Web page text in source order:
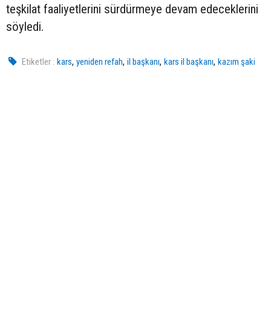
teşkilat faaliyetlerini sürdürmeye devam edeceklerini
söyledi.
Etiketler : kars,yeniden refah,il başkanı,kars il başkanı,kazım şaki